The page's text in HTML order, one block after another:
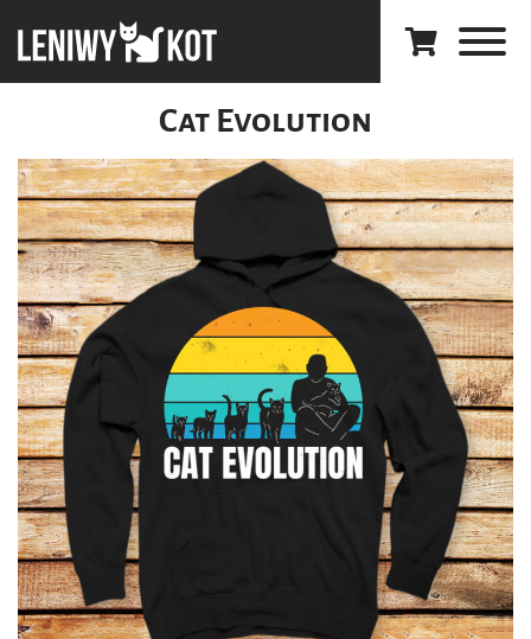
Cat Evolution